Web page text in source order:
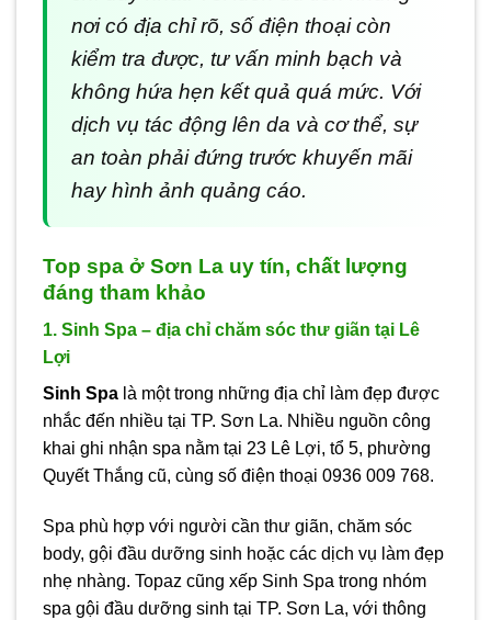
nơi có địa chỉ rõ, số điện thoại còn
kiểm tra được, tư vấn minh bạch và
không hứa hẹn kết quả quá mức. Với
dịch vụ tác động lên da và cơ thể, sự
an toàn phải đứng trước khuyến mãi
hay hình ảnh quảng cáo.
Top spa ở Sơn La uy tín, chất lượng
đáng tham khảo
1. Sinh Spa – địa chỉ chăm sóc thư giãn tại Lê
Lợi
Sinh Spa là một trong những địa chỉ làm đẹp được
nhắc đến nhiều tại TP. Sơn La. Nhiều nguồn công
khai ghi nhận spa nằm tại 23 Lê Lợi, tổ 5, phường
Quyết Thắng cũ, cùng số điện thoại 0936 009 768.
Spa phù hợp với người cần thư giãn, chăm sóc
body, gội đầu dưỡng sinh hoặc các dịch vụ làm đẹp
nhẹ nhàng. Topaz cũng xếp Sinh Spa trong nhóm
spa gội đầu dưỡng sinh tại TP. Sơn La, với thông